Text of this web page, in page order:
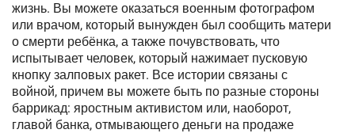
жизнь. Вы можете оказаться военным фотографом
или врачом, который вынужден был сообщить матери
о смерти ребёнка, а также почувствовать, что
испытывает человек, который нажимает пусковую
кнопку залповых ракет. Все истории связаны с
войной, причем вы можете быть по разные стороны
баррикад: яростным активистом или, наоборот,
главой банка, отмывающего деньги на продаже